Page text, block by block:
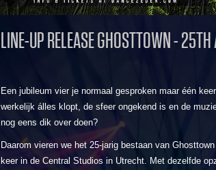
LINE-UP RELEASE GHOSTTOWN -
Een jubileum vier je normaal gesproken maar één
werkelijk álles klopt, de sfeer ongekend is en de
nog eens dik over doen?
Daarom vieren we het 25-jarig bestaan van
keer in de Central Studios in Utrecht. Met dezelfde